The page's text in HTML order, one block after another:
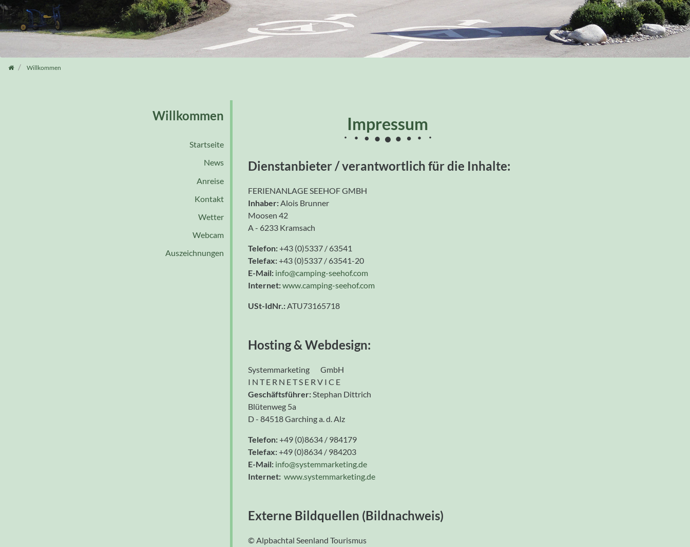
Willkommen
Willkommen
Startseite
News
Anreise
Kontakt
Wetter
Webcam
Auszeichnungen
Impressum
Dienstanbieter / verantwortlich für die Inhalte:
FERIENANLAGE SEEHOF GMBH
Inhaber:Alois Brunner
Moosen 42
A - 6233 Kramsach
Telefon:+43 (0)5337 / 63541
Telefax:+43 (0)5337 / 63541-20
E-Mail: info@camping-seehof.com
Internet:www.camping-seehof.com
USt-IdNr.:ATU73165718
Hosting & Webdesign:
Systemmarketing GmbH
I N T E R N E T S E R V I C E
Geschäftsführer:Stephan Dittrich
Blütenweg 5a
D - 84518 Garching a. d. Alz
Telefon:+49 (0)8634 / 984179
Telefax:+49 (0)8634 / 984203
E-Mail: info@systemmarketing.de
Internet: www.systemmarketing.de
Externe Bildquellen (Bildnachweis)
© Alpbachtal Seenland Tourismus